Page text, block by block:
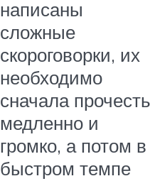
написаны
сложные
скороговорки, их
необходимо
сначала прочесть
медленно и
громко, а потом в
быстром темпе